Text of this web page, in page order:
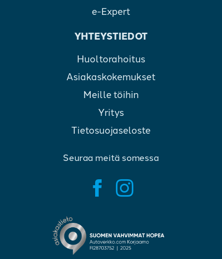
e-Expert
YHTEYSTIEDOT
Huoltorahoitus
Asiakaskokemukset
Meille töihin
Yritys
Tietosuojaseloste
Seuraa meitä somessa